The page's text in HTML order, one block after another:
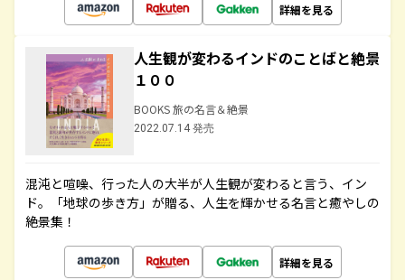
詳細を見る
人生観が変わるインドのことばと絶景
１００
BOOKS 旅の名言＆絶景
2022.07.14 発売
混沌と喧噪、行った人の大半が人生観が変わると言う、イン
ド。「地球の歩き方」が贈る、人生を輝かせる名言と癒やしの
絶景集！
詳細を見る